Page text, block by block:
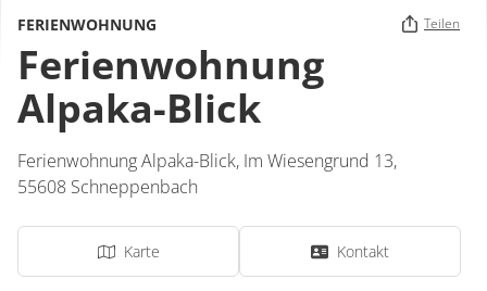
FERIENWOHNUNG Teilen
Ferienwohnung
Alpaka-Blick
Ferienwohnung Alpaka-Blick, Im Wiesengrund 13,
55608 Schneppenbach
Karte Kontakt